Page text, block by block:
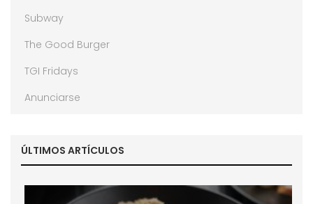
Subway
The Good Burger
TGI Fridays
Anunciarse
ÚLTIMOS ARTÍCULOS